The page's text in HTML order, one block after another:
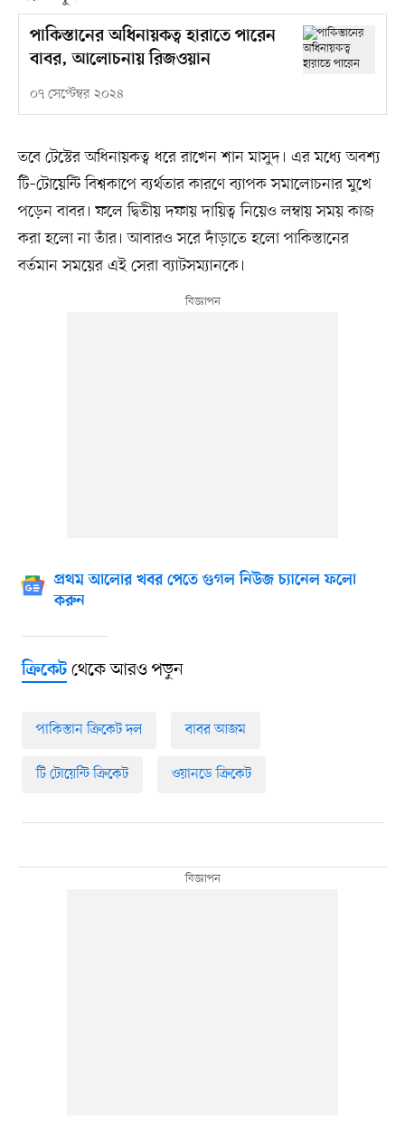
পাকিস্তানের অধিনায়কত্ব হারাতে পারেন
বাবর, আলোচনায় রিজওয়ান
০৭ সেপ্টেম্বর ২০২৪
তবে টেস্টের অধিনায়কত্ব ধরে রাখেন শান মাসুদ। এর মধ্যে অবশ্য
টি–টোয়েন্টি বিশ্বকাপে ব্যর্থতার কারণে ব্যাপক সমালোচনার মুখে
পড়েন বাবর। ফলে দ্বিতীয় দফায় দায়িত্ব নিয়েও লম্বায় সময় কাজ
করা হলো না তাঁর। আবারও সরে দাঁড়াতে হলো পাকিস্তানের
বর্তমান সময়ের এই সেরা ব্যাটসম্যানকে।
প্রথম আলোর খবর পেতে গুগল নিউজ চ্যানেল ফলো
করুন
ক্রিকেটথেকে আরও পড়ুন
পাকিস্তান ক্রিকেট দল বাবর আজম
টি টোয়েন্টি ক্রিকেট ওয়ানডে ক্রিকেট